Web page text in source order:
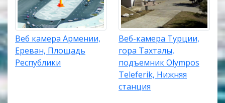
Веб камера Армении,
Ереван, Площадь
Республики
Веб-камера Турции,
гора Тахталы,
подъемник Olympos
Teleferik, Нижняя
станция